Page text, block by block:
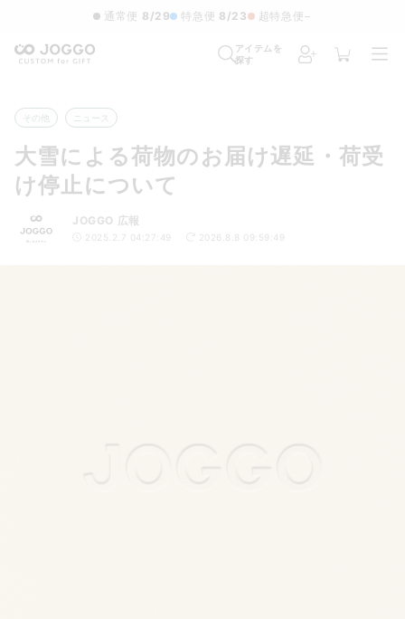
通常便 8/29 特急便 8/23 超特急便−
アイテムを
探す
その他 ニュース
大雪による荷物のお届け遅延・荷受
け停止について
JOGGO 広報
2025.2.7 04:27:49 2026.8.8 09:59:49